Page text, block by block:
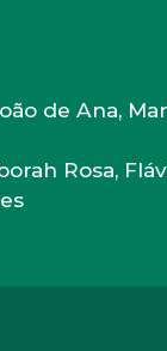
de Ana,
Rosa,